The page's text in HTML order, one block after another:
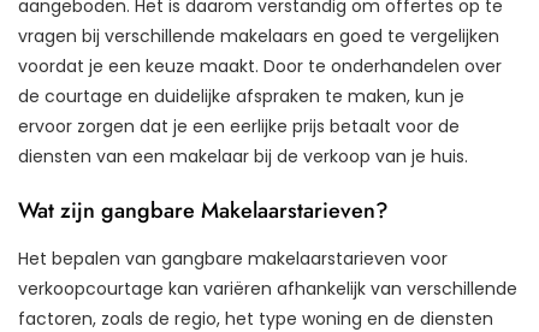
aangeboden. Het is daarom verstandig om offertes op te
vragen bij verschillende makelaars en goed te vergelijken
voordat je een keuze maakt. Door te onderhandelen over
de courtage en duidelijke afspraken te maken, kun je
ervoor zorgen dat je een eerlijke prijs betaalt voor de
diensten van een makelaar bij de verkoop van je huis.
Wat zijn gangbare Makelaarstarieven?
Het bepalen van gangbare makelaarstarieven voor
verkoopcourtage kan variëren afhankelijk van verschillende
factoren, zoals de regio, het type woning en de diensten